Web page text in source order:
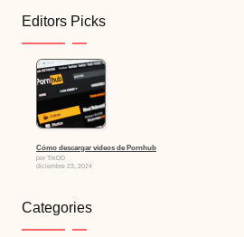
Editors Picks
Cómo descargar vídeos de Pornhub
por TikDD
diciembre 23, 2024
Categories